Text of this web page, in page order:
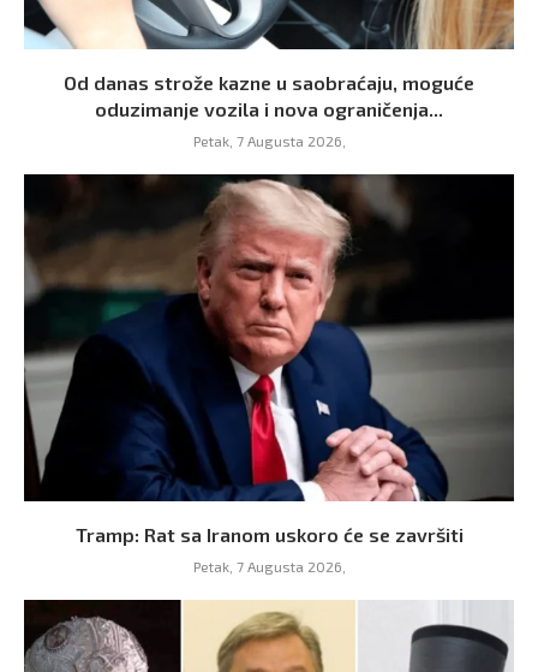
Od danas strože kazne u saobraćaju, moguće
oduzimanje vozila i nova ograničenja...
Petak, 7 Augusta 2026,
Tramp: Rat sa Iranom uskoro će se završiti
Petak, 7 Augusta 2026,